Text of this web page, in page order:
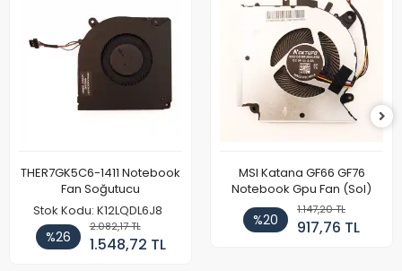
THER7GK5C6-1411 Notebook
Fan Soğutucu
Stok Kodu: K12LQDL6J8
%26
2.082,17 TL
1.548,72 TL
MSI Katana GF66 GF76
Notebook Gpu Fan (Sol)
%20
1.147,20 TL
917,76 TL